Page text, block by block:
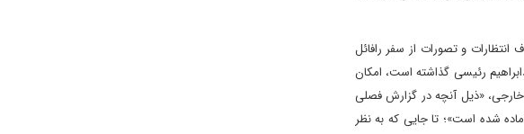
و تصورات از سفر رافائل
رئیسی گذاشته است، امکان
«ذیل آنچه در گزارش فصلی
شده است»؛ تا جایی که به نظر